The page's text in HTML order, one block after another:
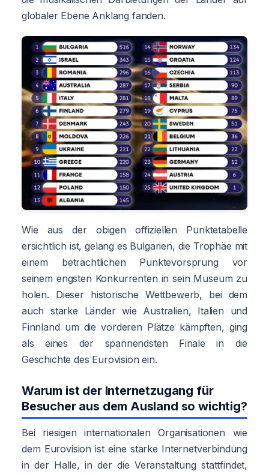
globaler Ebene Anklang fanden.
Wie aus der obigen offiziellen Punktetabelle
ersichtlich ist, gelang es Bulgarien, die Trophäe mit
einem beträchtlichen Punktevorsprung vor
seinem engsten Konkurrenten in sein Museum zu
holen. Dieser historische Wettbewerb, bei dem
auch starke Länder wie Australien, Italien und
Finnland um die vorderen Plätze kämpften, ging
als eines der spannendsten Finale in die
Geschichte des Eurovision ein.
Warum ist der Internetzugang für
Besucher aus dem Ausland so wichtig?
Bei riesigen internationalen Organisationen wie
dem Eurovision ist eine starke Internetverbindung
in der Halle, in der die Veranstaltung stattfindet,